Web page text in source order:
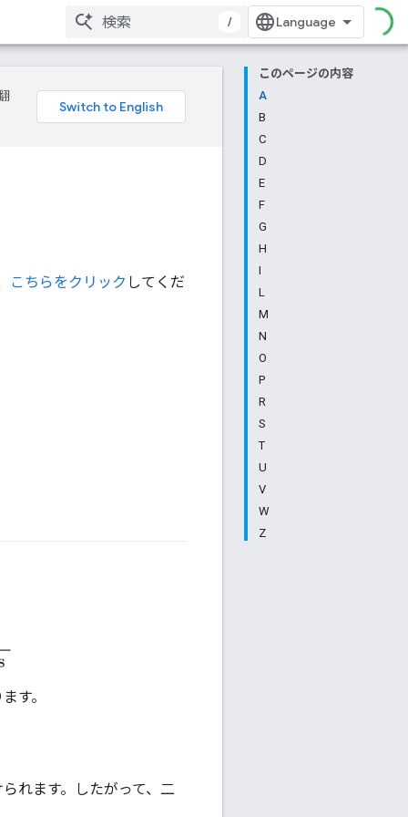
/
このページの内容
A
B
C
D
E
F
G
H
I
L
M
N
O
P
R
S
T
U
V
W
Z
こちらをクリック してくだ
す。
れます。したがって、二